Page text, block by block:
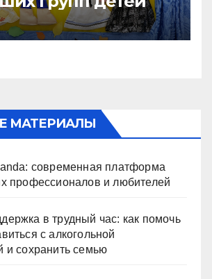
МАТЕРИАЛЫ
современная платформа
профессионалов и любителей
в трудный час: как помочь
с алкогольной
и сохранить семью